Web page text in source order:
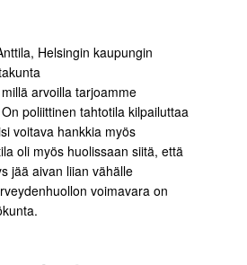
Helsingin kaupungin
arvoilla tarjoamme
poliittinen tahtotila kilpailuttaa
voitava hankkia myös
oli myös huolissaan siitä, että
jää aivan liian vähälle
voimavara on